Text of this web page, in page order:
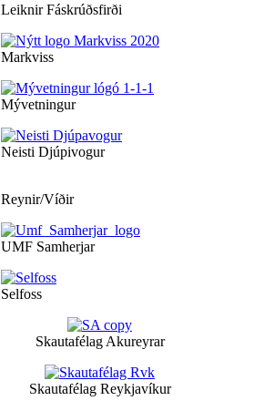
Leiknir Fáskrúðsfirði
Markviss
Mývetningur
Neisti Djúpivogur
Reynir/Víðir
UMF Samherjar
Selfoss
Skautafélag Akureyrar
Skautafélag Reykjavíkur